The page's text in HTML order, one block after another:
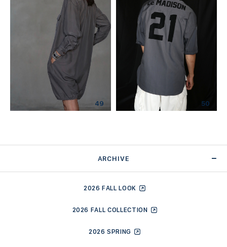
49 50
ARCHIVE
2026 FALL LOOK
2026 FALL COLLECTION
2026 SPRING